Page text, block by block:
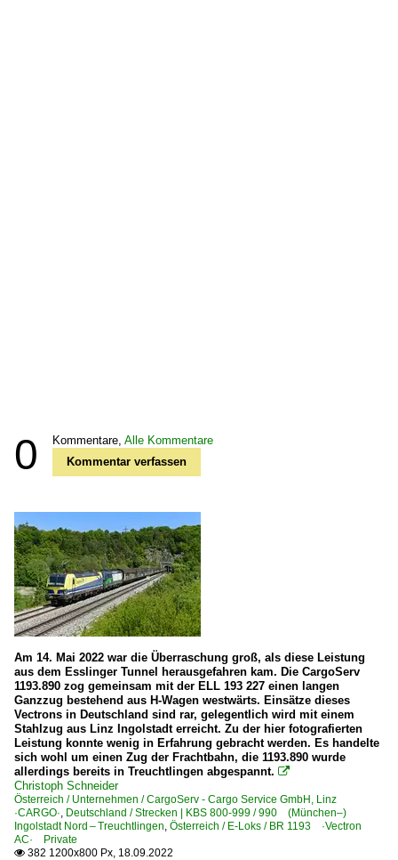
0 Kommentare, Alle Kommentare
Kommentar verfassen
Am 14. Mai 2022 war die Überraschung groß, als diese Leistung
aus dem Esslinger Tunnel herausgefahren kam. Die CargoServ
1193.890 zog gemeinsam mit der ELL 193 227 einen langen
Ganzzug bestehend aus H-Wagen westwärts. Einsätze dieses
Vectrons in Deutschland sind rar, gelegentlich wird mit einem
Stahlzug aus Linz Ingolstadt erreicht. Zu der hier fotografierten
Leistung konnte wenig in Erfahrung gebracht werden. Es handelte
sich wohl um einen Zug der Frachtbahn, die 1193.890 wurde
allerdings bereits in Treuchtlingen abgespannt. 
Christoph Schneider
Österreich / Unternehmen / CargoServ - Cargo Service GmbH, Linz
·CARGO·, Deutschland / Strecken | KBS 800-999 / 990 (München–)
Ingolstadt Nord – Treuchtlingen, Österreich / E-Loks / BR 1193 ·Vectron
AC· Private
 382 1200x800 Px, 18.09.2022